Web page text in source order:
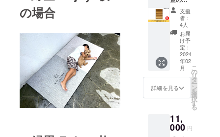
の場合
お、支
援時に
上乗せ
支援が
可能で
す。 応
援の気
持ちの
上乗
せ、大
歓迎で
礼メッ
セー
ジ】 金
のたた
みで
作った
オリジ
ナルポ
スト
カード
に直筆
でお礼
を記載
しお送
りさせ
支援
者：
4人
お届
け予
定：
2024
年02
月
詳細を見る
こ
の
リ
タ
ー
ン
を
選
択
す
る
11,
000 円